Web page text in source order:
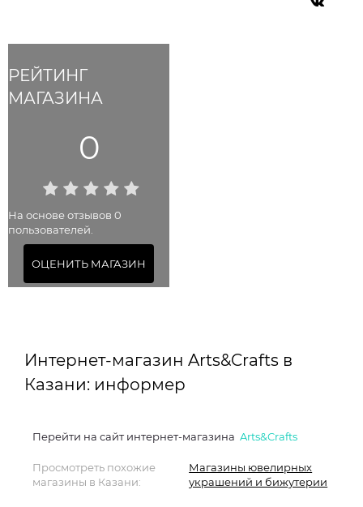
РЕЙТИНГ
МАГАЗИНА
0
На основе отзывов 0
пользователей.
ОЦЕНИТЬ МАГАЗИН
Интернет-магазин Arts&Crafts в
Казани: информер
Перейти на сайт интернет-магазина Arts&Crafts
Просмотреть похожие
магазины в Казани:
Магазины ювелирных
украшений и бижутерии